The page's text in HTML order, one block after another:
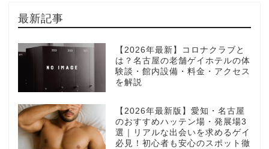
最新記事
【2026年最新】コロナクラブと
は？名古屋の老舗ゲイホテルの体
験談・館内設備・料金・アクセス
を解説
【2026年最新版】愛知・名古屋
のおすすめハッテン場・発展場3
選｜リアルな出会いを求めるゲイ
必見！初心者も安心のスポット徹